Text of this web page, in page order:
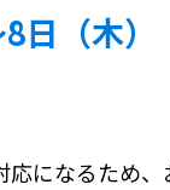
（木）
になるため、